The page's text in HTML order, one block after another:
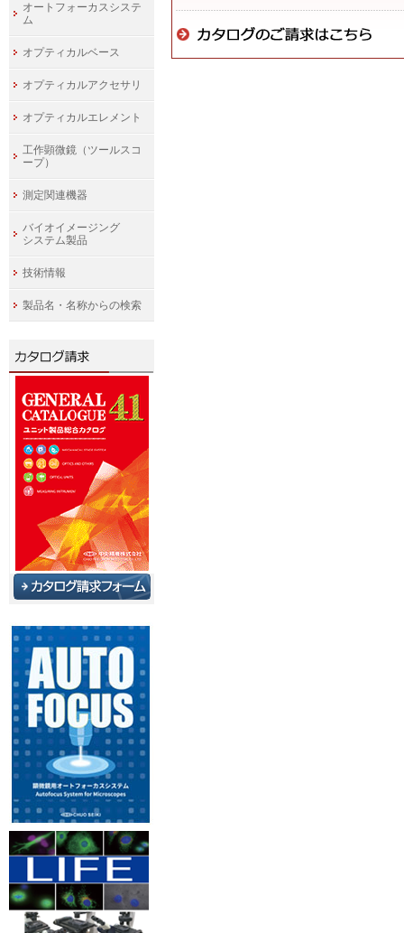
オートフォーカスシステ
ム
オプティカルベース
オプティカルアクセサリ
オプティカルエレメント
工作顕微鏡（ツールスコ
ープ）
測定関連機器
バイオイメージング
システム製品
技術情報
製品名・名称からの検索